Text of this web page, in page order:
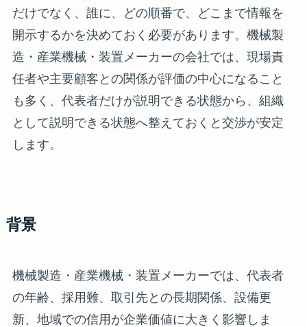
だけでなく、誰に、どの順番で、どこまで情報を
開示するかを決めておく必要があります。機械製
造・産業機械・装置メーカーの会社では、現場責
任者や主要顧客との関係が評価の中心になること
も多く、代表者だけが説明できる状態から、組織
として説明できる状態へ整えておくと交渉が安定
します。
背景
機械製造・産業機械・装置メーカーでは、代表者
の年齢、採用難、取引先との長期関係、設備更
新、地域での信用が企業価値に大きく影響しま